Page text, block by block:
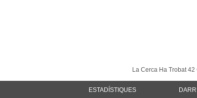
La Cerca Ha Trobat
ESTADÍSTIQUES